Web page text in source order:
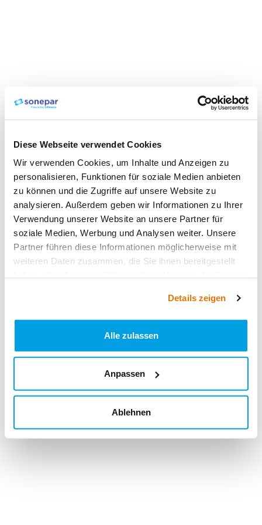
Diese Webseite verwendet Cookies
Wir verwenden Cookies, um Inhalte und Anzeigen zu
personalisieren, Funktionen für soziale Medien anbieten
zu können und die Zugriffe auf unsere Website zu
analysieren. Außerdem geben wir Informationen zu Ihrer
Verwendung unserer Website an unsere Partner für
soziale Medien, Werbung und Analysen weiter. Unsere
Partner führen diese Informationen möglicherweise mit
weiteren Daten zusammen, die Sie ihnen bereitgestellt
Details zeigen
Alle zulassen
Anpassen
Ablehnen